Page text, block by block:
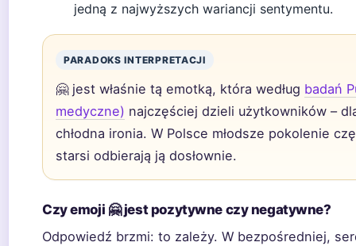
jedną z najwyższych wariancji sentymentu.
PARADOKS INTERPRETACJI
🤗 jest właśnie tą emotką, która według badań
medyczne) najczęściej dzieli użytkowników –
chłodna ironia. W Polsce młodsze pokolenie
starsi odbierają ją dosłownie.
Czy emoji 🤗 jest pozytywne czy negatywne?
Odpowiedź brzmi: to zależy. W bezpośredniej,